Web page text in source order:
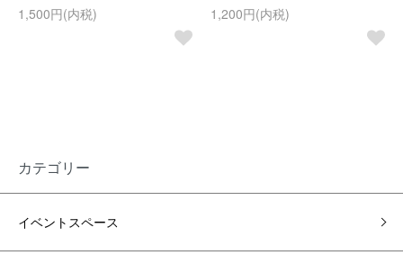
1,500円(内税)
1,200円(内税)
カテゴリー
イベントスペース